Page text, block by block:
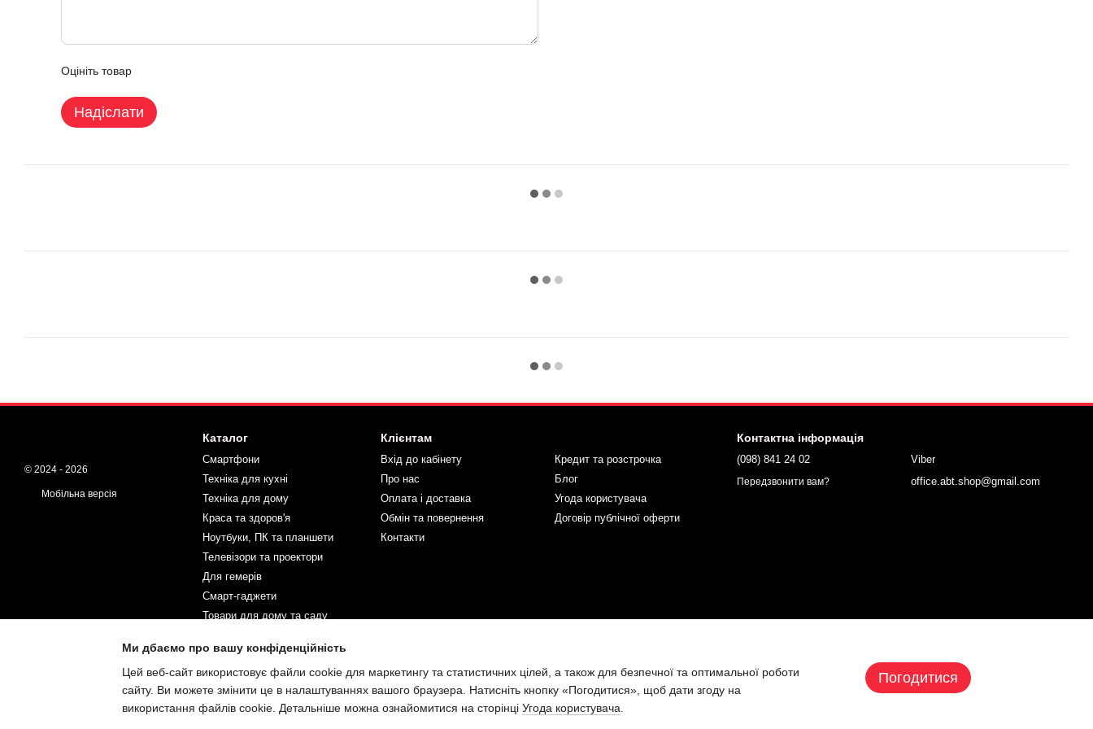
Оцініть товар
Надіслати
© 2024 - 2026
Мобільна версія
Інтернет-магазин створений з
Каталог
Смартфони
Техніка для кухні
Техніка для дому
Краса та здоров'я
Ноутбуки, ПК та планшети
Телевізори та проектори
Для гемерів
Смарт-гаджети
Товари для дому та саду
Товари для дітей
Автотовари та інструменти
Клієнтам
Вхід до кабінету
Про нас
Оплата і доставка
Обмін та повернення
Контакти
Кредит та розстрочка
Блог
Угода користувача
Договір публічної оферти
Контактна інформація
(098) 841 24 02
Передзвонити вам?
Viber
office.abt.shop@gmail.com
Ми дбаємо про вашу конфіденційність
Цей веб-сайт використовує файли cookie для маркетингу та статистичних цілей, а також для безпечної та оптимальної роботи
сайту. Ви можете змінити це в налаштуваннях вашого браузера. Натисніть кнопку «Погодитися», щоб дати згоду на
використання файлів cookie. Детальніше можна ознайомитися на сторінці Угода користувача
Погодитися